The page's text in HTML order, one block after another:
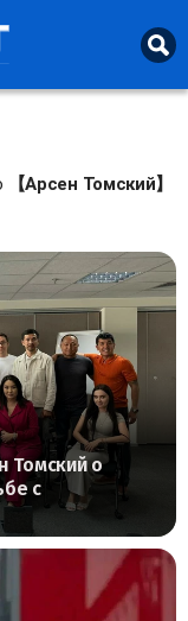
【Арсен Томский】
Томский о
с